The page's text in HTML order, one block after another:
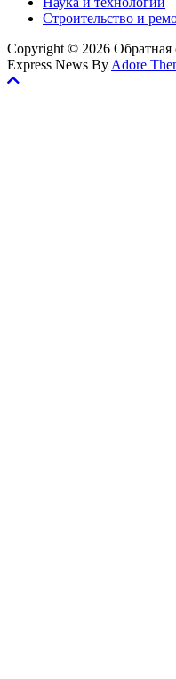
Строительство и
Copyright © 2026 Обратная
Express News By Adore